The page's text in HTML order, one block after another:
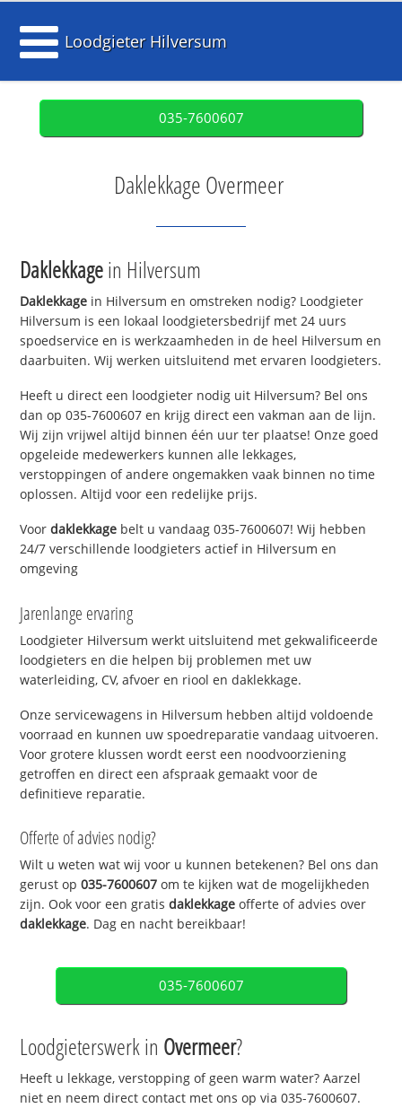
Loodgieter Hilversum
035-7600607
Daklekkage Overmeer
Daklekkagein Hilversum
Daklekkage in Hilversum en omstreken nodig? Loodgieter
Hilversum is een lokaal loodgietersbedrijf met 24 uurs
spoedservice en is werkzaamheden in de heel Hilversum en
daarbuiten. Wij werken uitsluitend met ervaren loodgieters.
Heeft u direct een loodgieter nodig uit Hilversum? Bel ons
dan op 035-7600607 en krijg direct een vakman aan de lijn.
Wij zijn vrijwel altijd binnen één uur ter plaatse! Onze goed
opgeleide medewerkers kunnen alle lekkages,
verstoppingen of andere ongemakken vaak binnen no time
oplossen. Altijd voor een redelijke prijs.
Voordaklekkage belt u vandaag 035-7600607! Wij hebben
24/7 verschillende loodgieters actief in Hilversum en
omgeving
Jarenlange ervaring
Loodgieter Hilversum werkt uitsluitend met gekwalificeerde
loodgieters en die helpen bij problemen met uw
waterleiding, CV, afvoer en riool en daklekkage.
Onze servicewagens in Hilversum hebben altijd voldoende
voorraad en kunnen uw spoedreparatie vandaag uitvoeren.
Voor grotere klussen wordt eerst een noodvoorziening
getroffen en direct een afspraak gemaakt voor de
definitieve reparatie.
Offerte of advies nodig?
Wilt u weten wat wij voor u kunnen betekenen? Bel ons dan
gerust op035-7600607 om te kijken wat de mogelijkheden
zijn. Ook voor een gratisdaklekkage offerte of advies over
daklekkage. Dag en nacht bereikbaar!
035-7600607
Loodgieterswerk in Overmeer?
Heeft u lekkage, verstopping of geen warm water? Aarzel
niet en neem direct contact met ons op via 035-7600607.